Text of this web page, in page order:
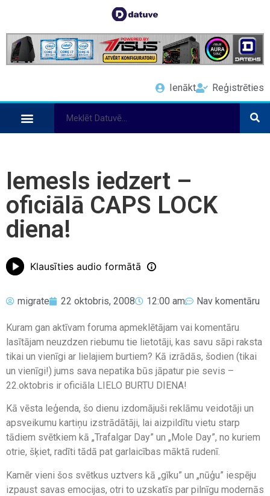
Ienākt Reģistrēties
Iemesls iedzert –
oficiālā CAPS LOCK
diena!
Klausīties audio formātā
migrate 22 oktobris, 2008 12:00 am Nav komentāru
Kuram gan aktīvam foruma apmeklētājam vai komentāru
lasītājam neuzdzen riebumu tie lietotāji, kas savu sāpi raksta
tikai un vienīgi ar lielajiem burtiem? Kā izrādās, šodien (tikai
un vienīgi!) jums sava nepatika būs jāpatur pie sevis –
22.oktobris ir oficiāla LIELO BURTU DIENA!
Kā vēsta leģenda, šo dienu izdomājuši reklāmu veidotāji un
apsveikumu kartiņu izstrādātāji, lai aizpildītu vietu starp
tādiem svētkiem kā „Trafalgar Day” un „Mole Day”, no kuriem
otrie, šķiet, radīti tādā pat garlaicības māktā rudenī.
Kamēr vieni šos svētkus uztvers kā „gīku” un „nūģu” iespēju
izpaust savas emocijas, otri to uzskatīs par pilnīgu modernās